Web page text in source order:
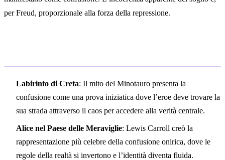
per Freud, proporzionale alla forza della repressione.
Labirinto di Creta: Il mito del Minotauro presenta la
confusione come una prova iniziatica dove l’eroe deve trovare la
sua strada attraverso il caos per accedere alla verità centrale.
Alice nel Paese delle Meraviglie: Lewis Carroll creò la
rappresentazione più celebre della confusione onirica, dove le
regole della realtà si invertono e l’identità diventa fluida.